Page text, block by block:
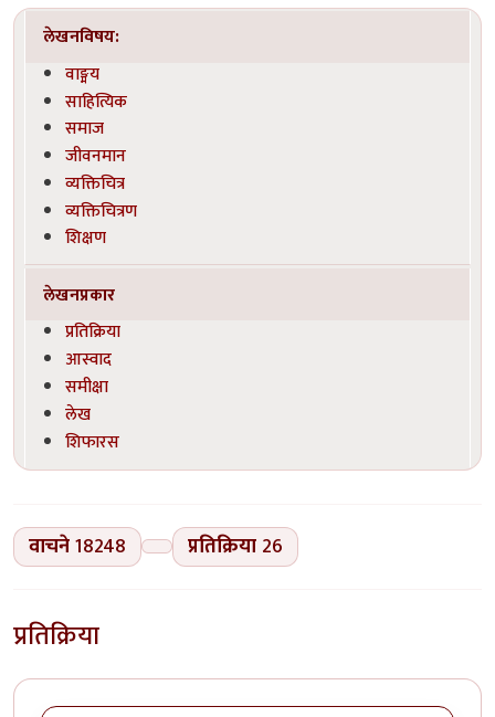
लेखनविषय:
वाङ्मय
साहित्यिक
समाज
जीवनमान
व्यक्तिचित्र
व्यक्तिचित्रण
शिक्षण
लेखनप्रकार
प्रतिक्रिया
आस्वाद
समीक्षा
लेख
शिफारस
वाचने18248 प्रतिक्रिया 26
प्रतिक्रिया